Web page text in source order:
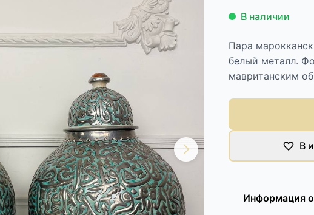
В наличии
Пара
белый металл.
мавританским
В
Информация